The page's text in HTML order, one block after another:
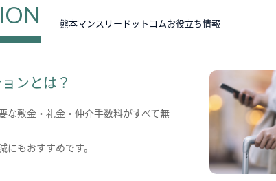
熊本マンスリードットコムお役立ち情報
ンとは？
な敷金・礼金・仲介手数料がすべて無
もおすすめです。